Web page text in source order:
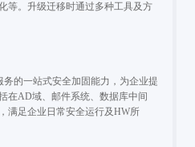
等。升级迁移时通过多种工具及方
的一站式安全加固能力，为企业提
在AD域、邮件系统、数据库中间
满足企业日常安全运行及HW所